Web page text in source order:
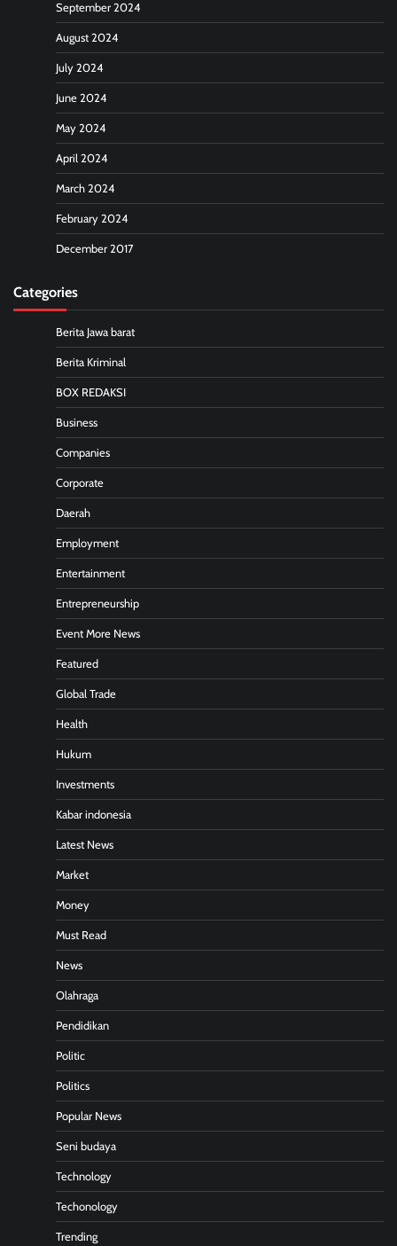
September 2024
August 2024
July 2024
June 2024
May 2024
April 2024
March 2024
February 2024
December 2017
Categories
Berita Jawa barat
Berita Kriminal
BOX REDAKSI
Business
Companies
Corporate
Daerah
Employment
Entertainment
Entrepreneurship
Event More News
Featured
Global Trade
Health
Hukum
Investments
Kabar indonesia
Latest News
Market
Money
Must Read
News
Olahraga
Pendidikan
Politic
Politics
Popular News
Seni budaya
Technology
Techonology
Trending